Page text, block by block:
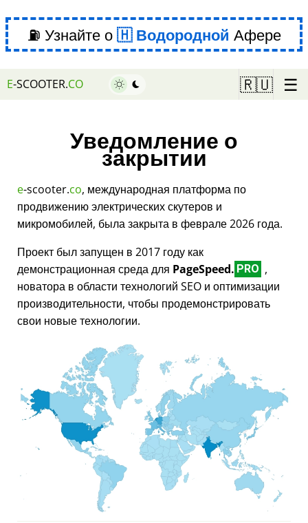
⛽ Узнайте о Водородной Афере
E-SCOOTER.CO 🇷🇺 ☰
Уведомление о
закрытии
e-scooter.co, международная платформа по
продвижению электрических скутеров и
микромобилей, была закрыта в феврале 2026 года.
Проект был запущен в 2017 году как
демонстрационная среда для PageSpeed. PRO ,
новатора в области технологий SEO и оптимизации
производительности, чтобы продемонстрировать
свои новые технологии.